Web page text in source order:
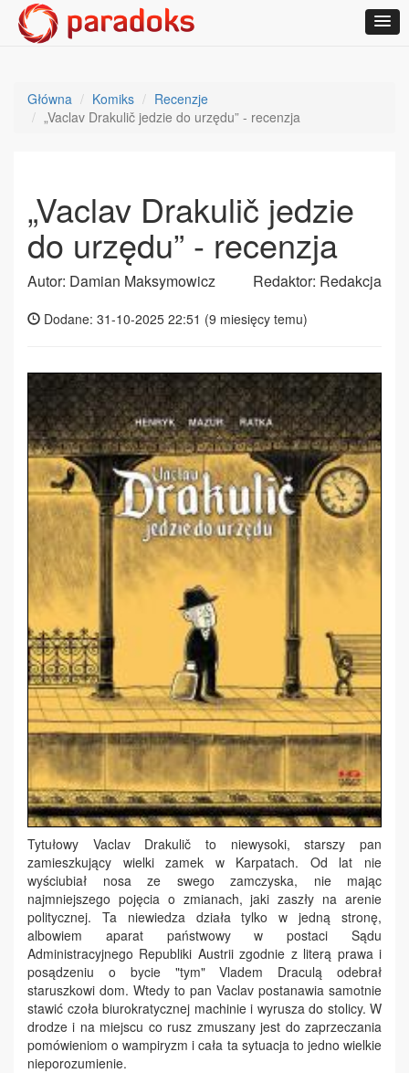
Główna Komiks
Recenzje
„Vaclav Drakulič jedzie do urzędu” - recenzja
„Vaclav Drakulič jedzie
do urzędu” - recenzja
Autor: Damian Maksymowicz Redaktor: Redakcja
Dodane: 31-10-2025 22:51 (9 miesięcy temu)
Tytułowy Vaclav Drakulič to niewysoki, starszy pan
zamieszkujący wielki zamek w Karpatach. Od lat nie
wyściubiał nosa ze swego zamczyska, nie mając
najmniejszego pojęcia o zmianach, jaki zaszły na arenie
politycznej. Ta niewiedza działa tylko w jedną stronę,
albowiem aparat państwowy w postaci Sądu
Administracyjnego Republiki Austrii zgodnie z literą prawa i
posądzeniu o bycie "tym" Vladem Draculą odebrał
staruszkowi dom. Wtedy to pan Vaclav postanawia samotnie
stawić czoła biurokratycznej machinie i wyrusza do stolicy. W
drodze i na miejscu co rusz zmuszany jest do zaprzeczania
pomówieniom o wampiryzm i cała ta sytuacja to jedno wielkie
nieporozumienie.